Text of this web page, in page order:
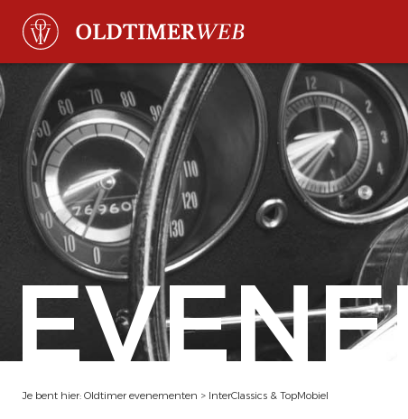
Je bent hier: Oldtimer evenementen > InterClassics & TopMobiel